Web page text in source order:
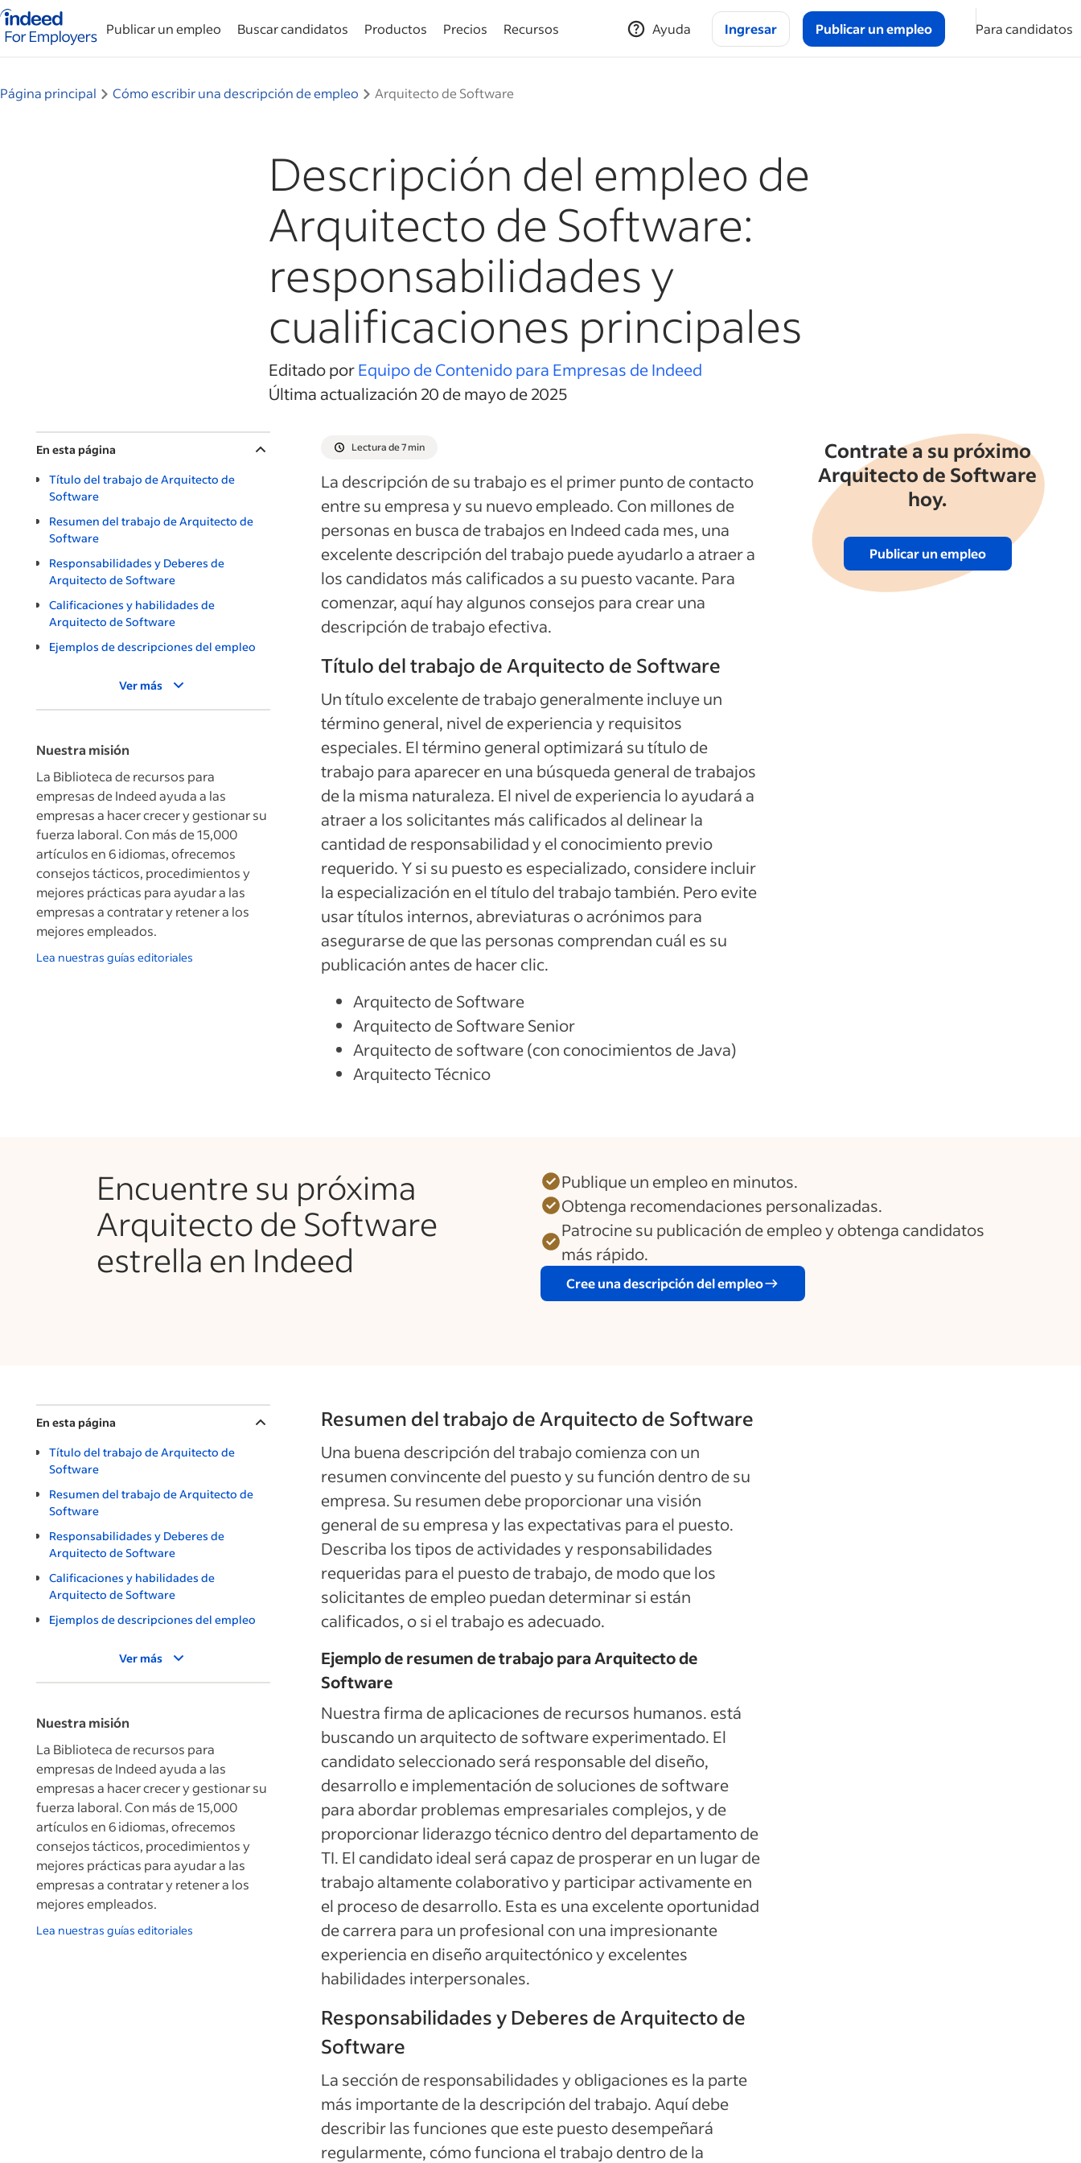
Página de inicio de Indeed: para empresas
Publicar un empleo Buscar candidatos Productos Precios Recursos Ayuda Ingresar Publicar un empleo Para candidatos
Página principal Cómo escribir una descripción de empleo Arquitecto de Software
Descripción del empleo de
Arquitecto de Software:
responsabilidades y
cualificaciones principales
Editado porEquipo de Contenido para Empresas de Indeed
Última actualización 20 de mayo de 2025
En esta página
Título del trabajo de Arquitecto de
Software
Resumen del trabajo de Arquitecto de
Software
Responsabilidades y Deberes de
Arquitecto de Software
Calificaciones y habilidades de
Arquitecto de Software
Ejemplos de descripciones del empleo
Ver más
Nuestra misión
La Biblioteca de recursos para
empresas de Indeed ayuda a las
empresas a hacer crecer y gestionar su
fuerza laboral. Con más de 15,000
artículos en 6 idiomas, ofrecemos
consejos tácticos, procedimientos y
mejores prácticas para ayudar a las
empresas a contratar y retener a los
mejores empleados.
Lea nuestras guías editoriales
Lectura de 7 min
La descripción de su trabajo es el primer punto de contacto
entre su empresa y su nuevo empleado. Con millones de
personas en busca de trabajos en Indeed cada mes, una
excelente descripción del trabajo puede ayudarlo a atraer a
los candidatos más calificados a su puesto vacante. Para
comenzar, aquí hay algunos consejos para crear una
descripción de trabajo efectiva.
Título del trabajo de Arquitecto de Software
Un título excelente de trabajo generalmente incluye un
término general, nivel de experiencia y requisitos
especiales. El término general optimizará su título de
trabajo para aparecer en una búsqueda general de trabajos
de la misma naturaleza. El nivel de experiencia lo ayudará a
atraer a los solicitantes más calificados al delinear la
cantidad de responsabilidad y el conocimiento previo
requerido. Y si su puesto es especializado, considere incluir
la especialización en el título del trabajo también. Pero evite
usar títulos internos, abreviaturas o acrónimos para
asegurarse de que las personas comprendan cuál es su
publicación antes de hacer clic.
Arquitecto de Software
Arquitecto de Software Senior
Arquitecto de software (con conocimientos de Java)
Arquitecto Técnico
Contrate a su próximo
Arquitecto de Software
hoy.
Publicar un empleo
Encuentre su próxima
Arquitecto de Software
estrella en Indeed
Publique un empleo en minutos.
Obtenga recomendaciones personalizadas.
Patrocine su publicación de empleo y obtenga candidatos
más rápido.
Cree una descripción del empleo
En esta página
Título del trabajo de Arquitecto de
Software
Resumen del trabajo de Arquitecto de
Software
Responsabilidades y Deberes de
Arquitecto de Software
Calificaciones y habilidades de
Arquitecto de Software
Ejemplos de descripciones del empleo
Ver más
Nuestra misión
La Biblioteca de recursos para
empresas de Indeed ayuda a las
empresas a hacer crecer y gestionar su
fuerza laboral. Con más de 15,000
artículos en 6 idiomas, ofrecemos
consejos tácticos, procedimientos y
mejores prácticas para ayudar a las
empresas a contratar y retener a los
mejores empleados.
Lea nuestras guías editoriales
Resumen del trabajo de Arquitecto de Software
Una buena descripción del trabajo comienza con un
resumen convincente del puesto y su función dentro de su
empresa. Su resumen debe proporcionar una visión
general de su empresa y las expectativas para el puesto.
Describa los tipos de actividades y responsabilidades
requeridas para el puesto de trabajo, de modo que los
solicitantes de empleo puedan determinar si están
calificados, o si el trabajo es adecuado.
Ejemplo de resumen de trabajo para Arquitecto de
Software
Nuestra firma de aplicaciones de recursos humanos. está
buscando un arquitecto de software experimentado. El
candidato seleccionado será responsable del diseño,
desarrollo e implementación de soluciones de software
para abordar problemas empresariales complejos, y de
proporcionar liderazgo técnico dentro del departamento de
TI. El candidato ideal será capaz de prosperar en un lugar de
trabajo altamente colaborativo y participar activamente en
el proceso de desarrollo. Esta es una excelente oportunidad
de carrera para un profesional con una impresionante
experiencia en diseño arquitectónico y excelentes
habilidades interpersonales.
Responsabilidades y Deberes de Arquitecto de
Software
La sección de responsabilidades y obligaciones es la parte
más importante de la descripción del trabajo. Aquí debe
describir las funciones que este puesto desempeñará
regularmente, cómo funciona el trabajo dentro de la